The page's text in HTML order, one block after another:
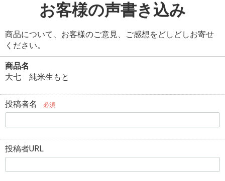
お客様の声書き込み
商品について、お客様のご意見、ご感想をどしどしお寄せ
ください。
商品名
大七 純米生もと
投稿者名 必須
投稿者URL